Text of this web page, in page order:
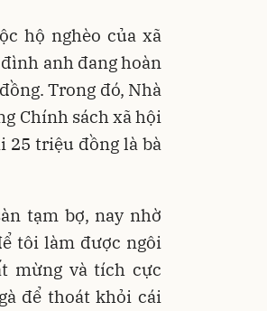
hộ nghèo của xã
anh đang hoàn
Trong đó, Nhà
Chính sách xã hội
25 triệu đồng là bà
tạm bợ, nay nhờ
tôi làm được ngôi
mừng và tích cực
để thoát khỏi cái